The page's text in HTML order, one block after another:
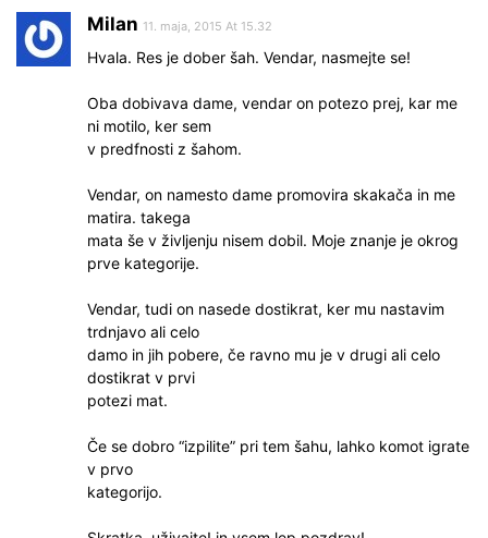
Milan 11. maja, 2015 At 15.32
Hvala. Res je dober šah. Vendar, nasmejte se!
Oba dobivava dame, vendar on potezo prej, kar me
ni motilo, ker sem
v predfnosti z šahom.
Vendar, on namesto dame promovira skakača in me
matira. takega
mata še v življenju nisem dobil. Moje znanje je okrog
prve kategorije.
Vendar, tudi on nasede dostikrat, ker mu nastavim
trdnjavo ali celo
damo in jih pobere, če ravno mu je v drugi ali celo
dostikrat v prvi
potezi mat.
Če se dobro “izpilite” pri tem šahu, lahko komot igrate
v prvo
kategorijo.